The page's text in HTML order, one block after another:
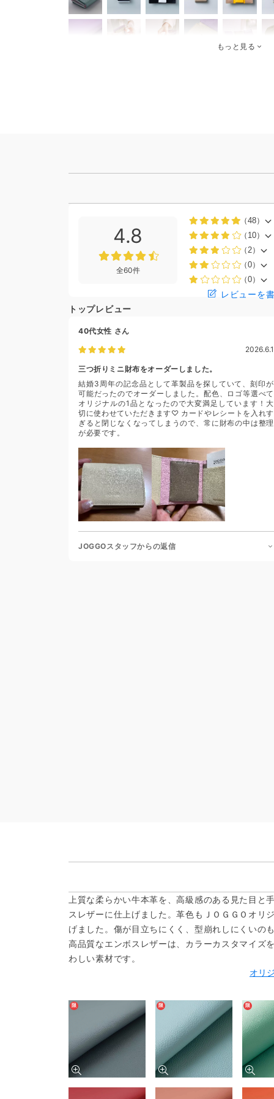
もっと見る
4.8
全60件
（48）
（10）
（2）
（0）
（0）
レビューを
トップレビュー
40代女性 さん
2026.6.1
三つ折りミニ財布をオーダーしました。
結婚3周年の記念品として革製品を探していて、刻印が
可能だったのでオーダーしました。配色、ロゴ等選べて
オリジナルの1品となったので大変満足しています！大
切に使わせていただきます♡ カードやレシートを入れす
ぎると閉じなくなってしまうので、常に財布の中は整理
が必要です。
JOGGOスタッフからの返信
上質な柔らかい牛本革を、高級感のある見た目と
スレザーに仕上げました。革色もＪＯＧＧＯオリ
げました。傷が目立ちにくく、型崩れしにくいの
高品質なエンボスレザーは、カラーカスタマイズ
わしい素材です。
オリ
限 限 限